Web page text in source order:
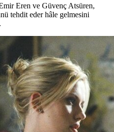
Eren ve Güvenç Atsüren,
tehdit eder hâle gelmesini